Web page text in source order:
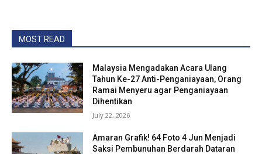
MOST READ
Malaysia Mengadakan Acara Ulang
Tahun Ke-27 Anti-Penganiayaan, Orang
Ramai Menyeru agar Penganiayaan
Dihentikan
July 22, 2026
Amaran Grafik! 64 Foto 4 Jun Menjadi
Saksi Pembunuhan Berdarah Dataran